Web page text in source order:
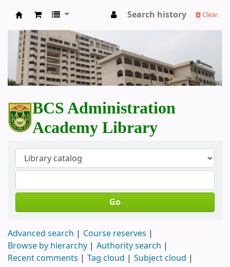
BCS Administration Academy Library
Search history Clear
BCS Administration
Academy Library
Go
Advanced search
Course reserves
Browse by hierarchy
Authority search
Recent comments
Tag cloud
Subject cloud